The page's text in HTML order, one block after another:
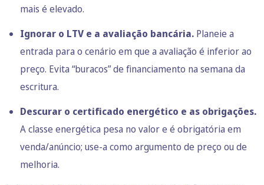
mais é elevado.
Ignorar o LTV e a avaliação bancária. Planeie a
entrada para o cenário em que a avaliação é inferior ao
preço. Evita “buracos” de financiamento na semana da
escritura.
Descurar o certificado energético e as obrigações.
A classe energética pesa no valor e é obrigatória em
venda/anúncio; use-a como argumento de preço ou de
melhoria.